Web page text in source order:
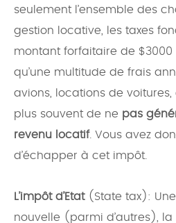
seulement l’ensemble des
gestion locative, les taxes
montant forfaitaire de $3000
qu’une multitude de frais
avions, locations de
plus souvent de ne pas
revenu locatif. Vous avez
d’échapper à cet impôt.
L’impôt d’Etat (State tax):
nouvelle (parmi d’autres), la